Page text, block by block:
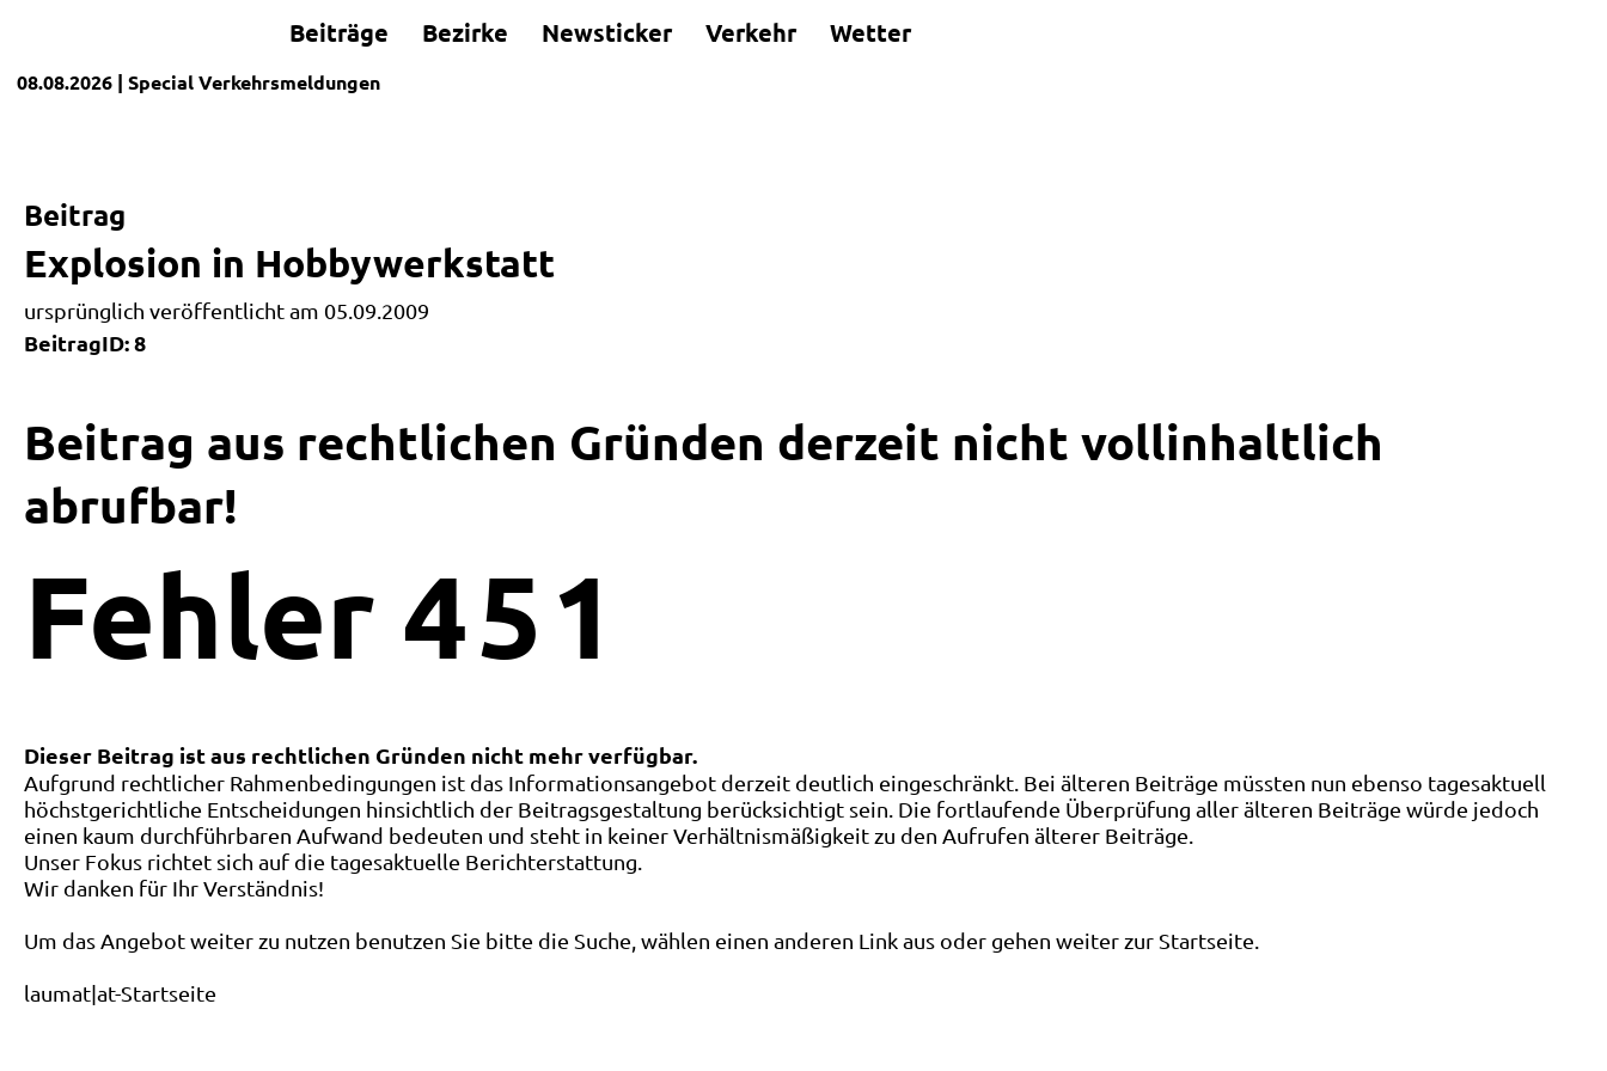
Beiträge Bezirke Newsticker Verkehr Wetter
08.08.2026 | SpecialVerkehrsmeldungen
Beitrag
Explosion in Hobbywerkstatt
ursprünglich veröffentlicht am 05.09.2009
BeitragID: 8
Beitrag aus rechtlichen Gründen derzeit nicht vollinhaltlich
abrufbar!
Fehler 4 5 1
Dieser Beitrag ist aus rechtlichen Gründen nicht mehr verfügbar.
Aufgrund rechtlicher Rahmenbedingungen ist das Informationsangebot derzeit deutlich eingeschränkt. Bei älteren Beiträge müssten nun ebenso tagesaktuell
höchstgerichtliche Entscheidungen hinsichtlich der Beitragsgestaltung berücksichtigt sein. Die fortlaufende Überprüfung aller älteren Beiträge würde jedoch
einen kaum durchführbaren Aufwand bedeuten und steht in keiner Verhältnismäßigkeit zu den Aufrufen älterer Beiträge.
Unser Fokus richtet sich auf die tagesaktuelle Berichterstattung.
Wir danken für Ihr Verständnis!
Um das Angebot weiter zu nutzen benutzen Sie bitte die Suche, wählen einen anderen Link aus oder gehen weiter zur Startseite.
laumat|at-Startseite